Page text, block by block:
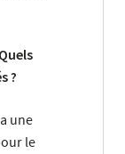
?
une
le